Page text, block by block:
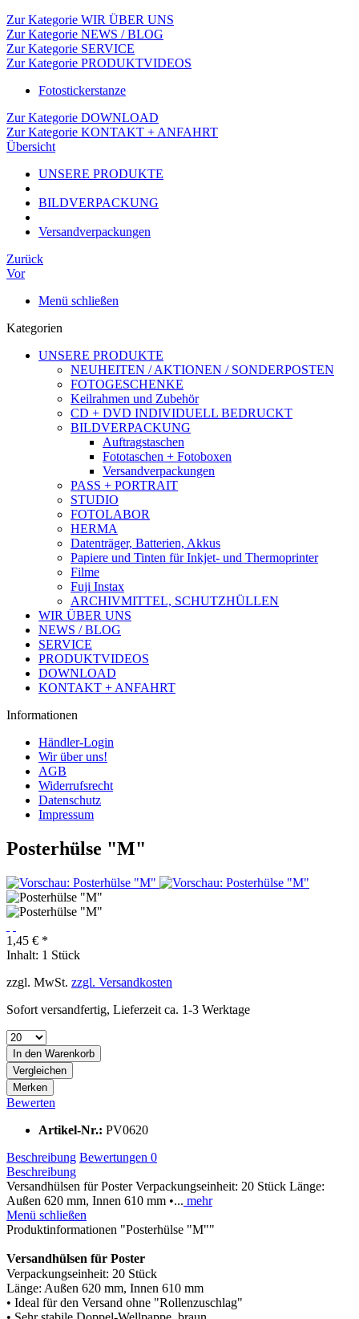
Zur Kategorie WIR ÜBER UNS
Zur Kategorie NEWS / BLOG
Zur Kategorie SERVICE
Zur Kategorie PRODUKTVIDEOS
Fotostickerstanze
Zur Kategorie DOWNLOAD
Zur Kategorie KONTAKT + ANFAHRT
Übersicht
UNSERE PRODUKTE
BILDVERPACKUNG
Versandverpackungen
Zurück
Vor
Menü schließen
Kategorien
UNSERE PRODUKTE
NEUHEITEN / AKTIONEN / SONDERPOSTEN
FOTOGESCHENKE
Keilrahmen und Zubehör
CD + DVD INDIVIDUELL BEDRUCKT
BILDVERPACKUNG
Auftragstaschen
Fototaschen + Fotoboxen
Versandverpackungen
PASS + PORTRAIT
STUDIO
FOTOLABOR
HERMA
Datenträger, Batterien, Akkus
Papiere und Tinten für Inkjet- und Thermoprinter
Filme
Fuji Instax
ARCHIVMITTEL, SCHUTZHÜLLEN
WIR ÜBER UNS
NEWS / BLOG
SERVICE
PRODUKTVIDEOS
DOWNLOAD
KONTAKT + ANFAHRT
Informationen
Händler-Login
Wir über uns!
AGB
Widerrufsrecht
Datenschutz
Impressum
Posterhülse "M"
1,45 € *
Inhalt: 1 Stück
zzgl. MwSt. zzgl. Versandkosten
Sofort versandfertig, Lieferzeit ca. 1-3 Werktage
In den Warenkorb
Vergleichen
Merken
Bewerten
Artikel-Nr.: PV0620
Beschreibung Bewertungen 0
Beschreibung
Versandhülsen für Poster Verpackungseinheit: 20 Stück Länge:
Außen 620 mm, Innen 610 mm •... mehr
Menü schließen
Produktinformationen "Posterhülse "M""
Versandhülsen für Poster
Verpackungseinheit: 20 Stück
Länge: Außen 620 mm, Innen 610 mm
• Ideal für den Versand ohne "Rollenzuschlag"